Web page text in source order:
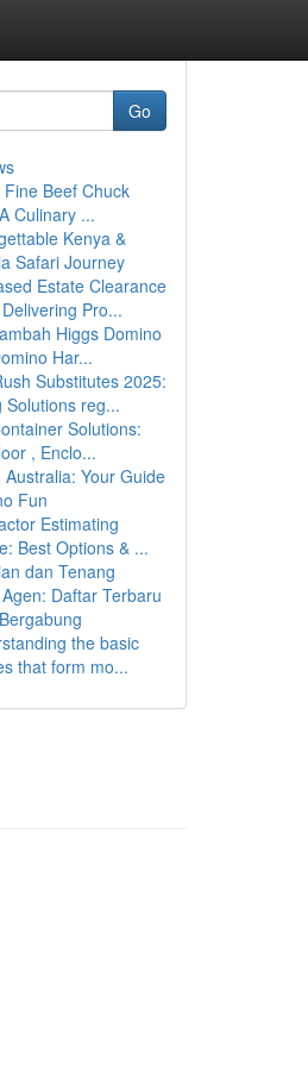
Go
Beef Chuck
Culinary ...
Kenya &
Safari Journey
Estate Clearance
Pro...
Higgs Domino
Har...
Substitutes 2025:
Solutions reg...
Solutions:
, Enclo...
Australia: Your Guide
Fun
Estimating
Best Options & ...
dan Tenang
Daftar Terbaru
the basic
that form mo...